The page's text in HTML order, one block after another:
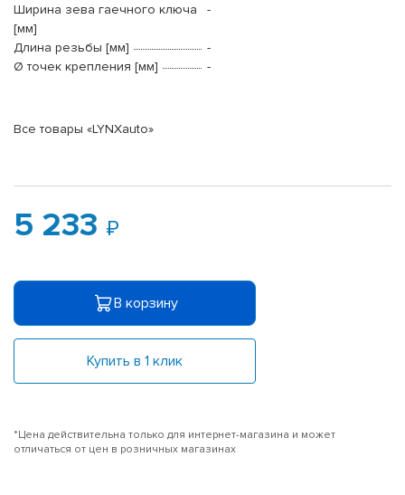
Ширина зева гаечного ключа
[мм]
-
Длина резьбы [мм]
-
Ø точек крепления [мм]
-
Все товары «LYNXauto»
5 233
В корзину
Купить в 1 клик
*Цена действительна только для интернет-магазина и может
отличаться от цен в розничных магазинах